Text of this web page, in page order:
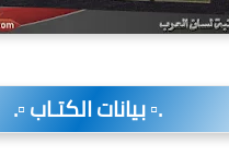
.▫️ بيانات الكتـاب ▫️.